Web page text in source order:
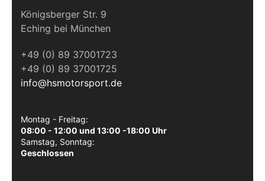
Königsberger Str. 9
Eching bei München
+49 (0) 89 37001723
+49 (0) 89 37001725
info@hsmotorsport.de
Montag - Freitag:
08:00 - 12:00 und 13:00 -18:00 Uhr
Samstag, Sonntag:
Geschlossen